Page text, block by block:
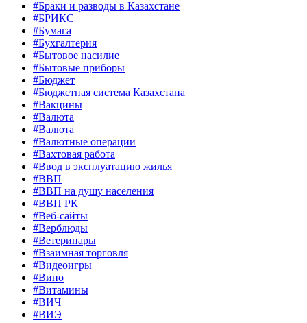
#Браки и разводы в Казахстане
#БРИКС
#Бумага
#Бухгалтерия
#Бытовое насилие
#Бытовые приборы
#Бюджет
#Бюджетная система Казахстана
#Вакцины
#Валюта
#Валюта
#Валютные операции
#Вахтовая работа
#Ввод в эксплуатацию жилья
#ВВП
#ВВП на душу населения
#ВВП РК
#Веб-сайты
#Верблюды
#Ветеринары
#Взаимная торговля
#Видеоигры
#Вино
#Витамины
#ВИЧ
#ВИЭ